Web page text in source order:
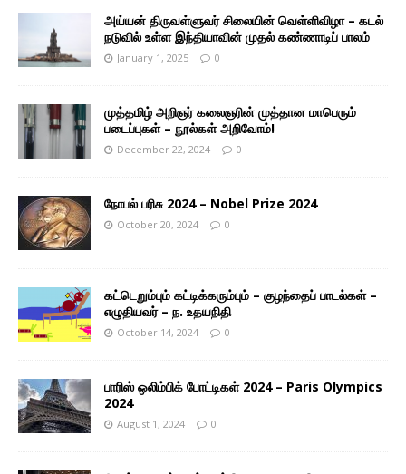
அய்யன் திருவள்ளுவர் சிலையின் வெள்ளிவிழா – கடல்
நடுவில் உள்ள இந்தியாவின் முதல் கண்ணாடிப் பாலம்
January 1, 2025 0
முத்தமிழ் அறிஞர் கலைஞரின் முத்தான மாபெரும்
படைப்புகள் – நூல்கள் அறிவோம்!
December 22, 2024 0
நோபல் பரிசு 2024 – Nobel Prize 2024
October 20, 2024 0
கட்டெறும்பும் கட்டிக்கரும்பும் – குழந்தைப் பாடல்கள் –
எழுதியவர் – ந. உதயநிதி
October 14, 2024 0
பாரிஸ் ஒலிம்பிக் போட்டிகள் 2024 – Paris Olympics
2024
August 1, 2024 0